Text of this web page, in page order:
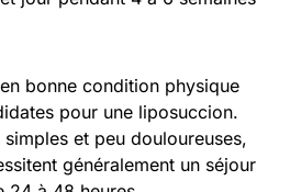
bonne condition physique
pour une liposuccion.
et peu douloureuses,
généralement un séjour